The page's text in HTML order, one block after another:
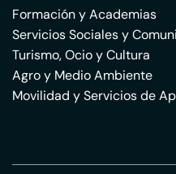
Formación y Academias
Servicios Sociales y
Turismo, Ocio y Cultura
Agro y Medio Ambiente
Movilidad y Servicios de